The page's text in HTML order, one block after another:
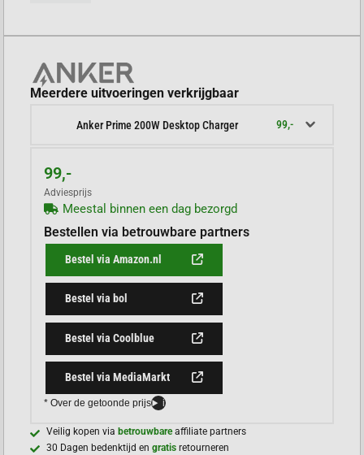
Meerdere uitvoeringen verkrijgbaar
Anker Prime 200W Desktop Charger 99,-
99,-
Adviesprijs
Meestal binnen een dag bezorgd
Bestellen via betrouwbare partners
Bestel via Amazon.nl
Bestel via bol
Bestel via Coolblue
Bestel via MediaMarkt
* Over de getoonde prijs i
Veilig kopen via betrouwbareaffiliate partners
30 Dagen bedenktijd engratis retourneren